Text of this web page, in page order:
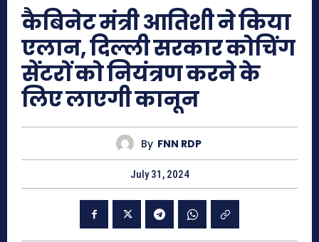
कैबिनेट मंत्री आतिशी ने किया
एलान, दिल्ली सरकार कोचिंग
सेंटरों को नियंत्रण करने के
लिए लाएगी कानून
By FNN RDP
July 31, 2024